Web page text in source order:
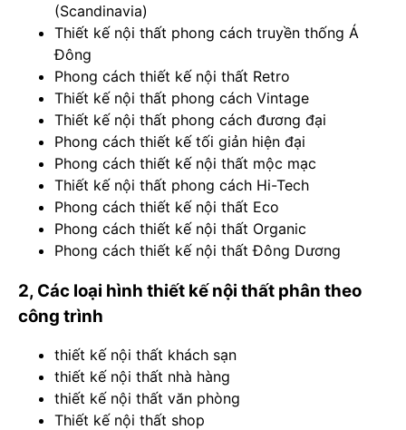
(Scandinavia)
Thiết kế nội thất phong cách truyền thống Á
Đông
Phong cách thiết kế nội thất Retro
Thiết kế nội thất phong cách Vintage
Thiết kế nội thất phong cách đương đại
Phong cách thiết kế tối giản hiện đại
Phong cách thiết kế nội thất mộc mạc
Thiết kế nội thất phong cách Hi-Tech
Phong cách thiết kế nội thất Eco
Phong cách thiết kế nội thất Organic
Phong cách thiết kế nội thất Đông Dương
2, Các loại hình thiết kế nội thất phân theo
công trình
thiết kế nội thất khách sạn
thiết kế nội thất nhà hàng
thiết kế nội thất văn phòng
Thiết kế nội thất shop